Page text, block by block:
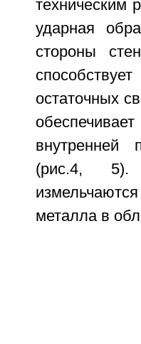
техническим
ударная
стороны
остаточных
внутренней
(рис.4, 5).
металла в